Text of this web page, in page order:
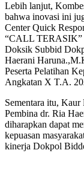
Lebih lanjut,
bahwa inovasi ini
Center Quick
“CALL TERASIK”
Doksik Subbid
Haerani
Peserta Pelatihan
Angkatan X T.A.
Sementara itu,
Pembina dr. Ria
diharapkan dapat
kepuasan
kinerja Dokpol